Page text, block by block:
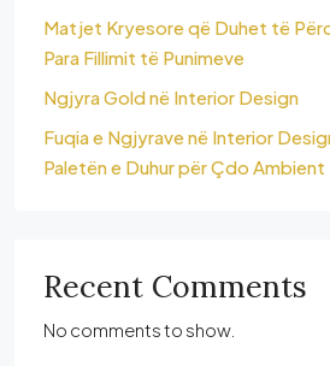
Matjet Kryesore që Duhet të
Para Fillimit të Punimeve
Ngjyra Gold në Interior Design
Fuqia e Ngjyrave në Interior
Paletën e Duhur për Çdo
Recent Comments
No comments to show.